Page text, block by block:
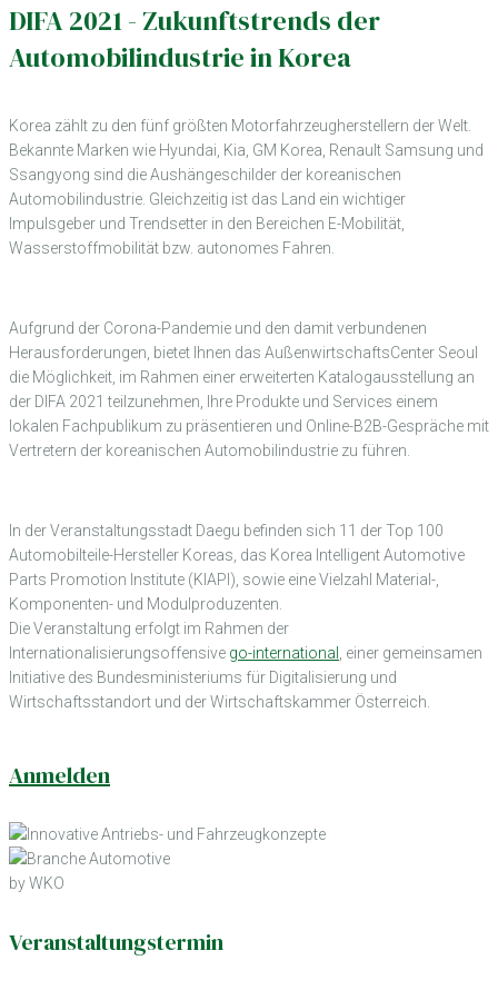
DIFA 2021 - Zukunftstrends der
Automobilindustrie in Korea
Korea zählt zu den fünf größten Motorfahrzeugherstellern der Welt.
Bekannte Marken wie Hyundai, Kia, GM Korea, Renault Samsung und
Ssangyong sind die Aushängeschilder der koreanischen
Automobilindustrie. Gleichzeitig ist das Land ein wichtiger
Impulsgeber und Trendsetter in den Bereichen E-Mobilität,
Wasserstoffmobilität bzw. autonomes Fahren.
Aufgrund der Corona-Pandemie und den damit verbundenen
Herausforderungen, bietet Ihnen das AußenwirtschaftsCenter Seoul
die Möglichkeit, im Rahmen einer erweiterten Katalogausstellung an
der DIFA 2021 teilzunehmen, Ihre Produkte und Services einem
lokalen Fachpublikum zu präsentieren und Online-B2B-Gespräche mit
Vertretern der koreanischen Automobilindustrie zu führen.
In der Veranstaltungsstadt Daegu befinden sich 11 der Top 100
Automobilteile-Hersteller Koreas, das Korea Intelligent Automotive
Parts Promotion Institute (KIAPI), sowie eine Vielzahl Material-,
Komponenten- und Modulproduzenten.
Die Veranstaltung erfolgt im Rahmen der
Internationalisierungsoffensive go-international
, einer gemeinsamen
Initiative des Bundesministeriums für Digitalisierung und
Wirtschaftsstandort und der Wirtschaftskammer Österreich.
Anmelden
by WKO
Veranstaltungstermin